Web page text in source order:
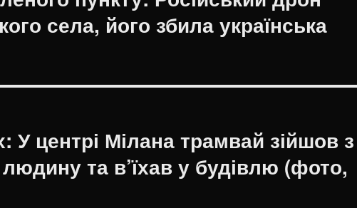
села, його збила українська
У центрі Мілана трамвай зійшов з
та в’їхав у будівлю (фото,